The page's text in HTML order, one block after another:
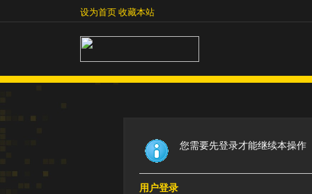
收藏本站设为首页收藏本站
您需要先登录才能继续本操作
用户登录